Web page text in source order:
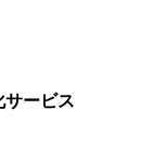
サービス